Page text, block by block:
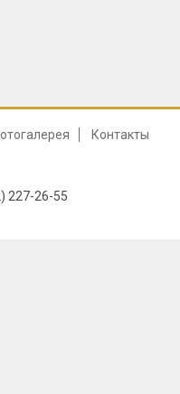
Контакты
227-26-55